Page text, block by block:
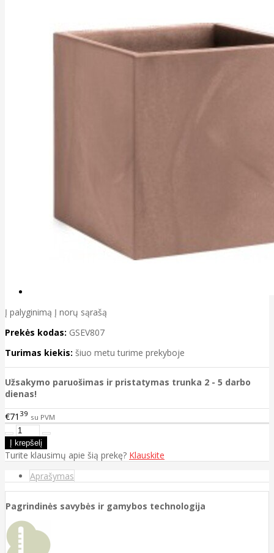
Į palyginimą Į norų sąrašą
Prekės kodas: GSEV807
Turimas kiekis: šiuo metu turime prekyboje
Užsakymo paruošimas ir pristatymas trunka 2 - 5 darbo
dienas!
€71 39 su PVM
Turite klausimų apie šią prekę? Klauskite
Aprašymas
Pagrindinės savybės ir gamybos technologija